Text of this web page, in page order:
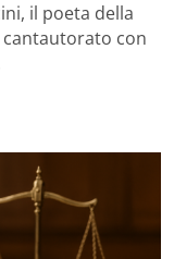
il poeta della
con